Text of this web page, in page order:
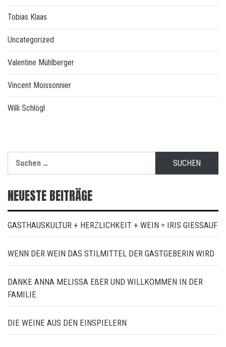
Tobias Klaas
Uncategorized
Valentine Mühlberger
Vincent Moissonnier
Willi Schlögl
NEUESTE BEITRÄGE
GASTHAUSKULTUR + HERZLICHKEIT + WEIN = IRIS GIESSAUF
WENN DER WEIN DAS STILMITTEL DER GASTGEBERIN WIRD
DANKE ANNA MELISSA EßER UND WILLKOMMEN IN DER
FAMILIE
DIE WEINE AUS DEN EINSPIELERN